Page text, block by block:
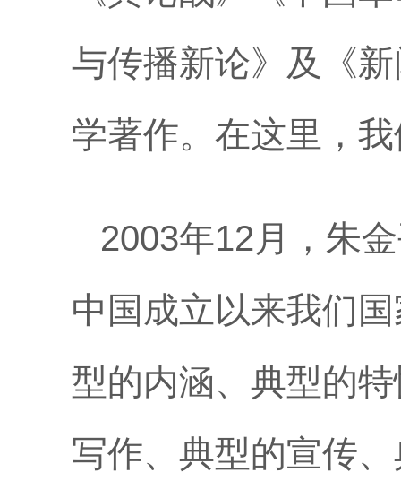
与传播新论》及《
学著作。在这里，
2003年12月，朱
中国成立以来我们
型的内涵、典型的
写作、典型的宣传